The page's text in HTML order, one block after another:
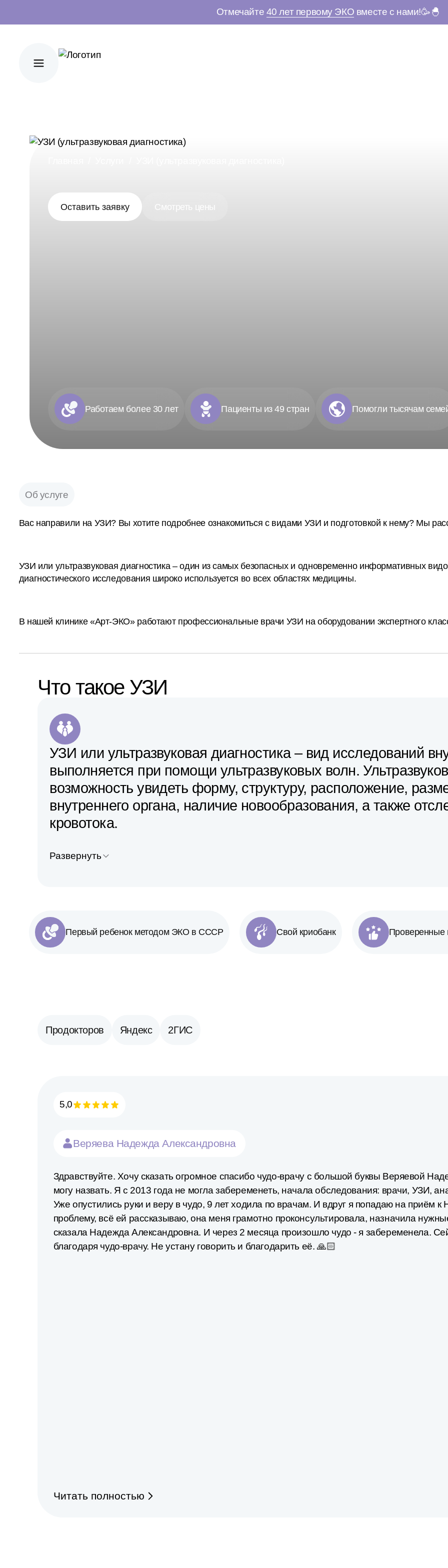
Отмечайте 40 лет первому ЭКО вместе с нами!🥳🐣
Оставить заявку Смотреть цены
Работаем более 30 лет Пациенты из 49 стран Помогли тысячам
Об услуге
Вас направили на УЗИ? Вы хотите подробнее ознакомиться с видами УЗИ и подготовкой к нему? Мы
УЗИ или ультразвуковая диагностика – один из самых безопасных и одновременно информативных
диагностического исследования широко используется во всех областях медицины.
В нашей клинике «Арт-ЭКО» работают профессиональные врачи УЗИ на оборудовании экспертного
Что такое УЗИ
УЗИ или ультразвуковая диагностика – вид исследований
выполняется при помощи ультразвуковых волн.
возможность увидеть форму, структуру, расположение,
внутреннего органа, наличие новообразования, а также
кровотока.
Развернуть
Первый ребенок методом ЭКО в СССР Свой криобанк Проверенные
Продокторов Яндекс 2ГИС
5,0
Веряева Надежда Александровна
Здравствуйте. Хочу сказать огромное спасибо чудо-врачу с большой буквы Веряевой
могу назвать. Я с 2013 года не могла забеременеть, начала обследования: врачи, УЗИ​,
Уже опустились руки и веру в чудо, 9 лет ходила по врачам. И вдруг я попадаю на приём
проблему, всё ей рассказываю, она меня грамотно проконсультировала, назначила
сказала Надежда Александровна. И через 2 месяца произошло чудо - я забеременела.
благодаря чудо-врачу. Не устану говорить и благодарить её. 🙏🏻
Читать полностью